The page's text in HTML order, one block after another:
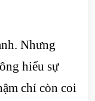
Nhưng
hiểu sự
chí còn coi